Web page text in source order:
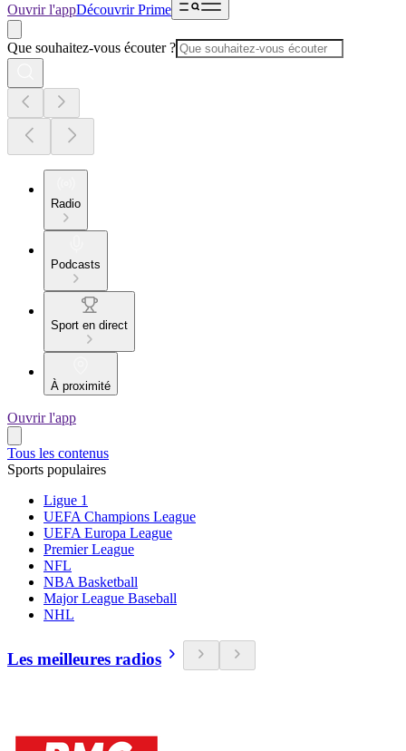
Ouvrir l'appDécouvrir Prime
Que souhaitez-vous écouter ?
Radio
Podcasts
Sport en direct
À proximité
Ouvrir l'app
Tous les contenus
Sports populaires
Ligue 1
UEFA Champions League
UEFA Europa League
Premier League
NFL
NBA Basketball
Major League Baseball
NHL
Les meilleures radios